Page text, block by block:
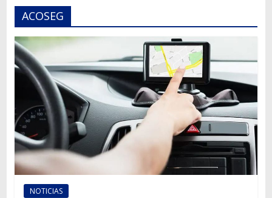
Autos,
camiones,
motos,
información
del
mundo
transporte
ACOSEG
NOTICIAS